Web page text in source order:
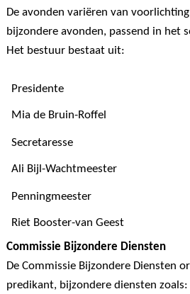
De avonden variëren van
bijzondere avonden, passend in het
Het bestuur bestaat uit:
Presidente
Mia de Bruin-Roffel
Secretaresse
Ali Bijl-Wachtmeester
Penningmeester
Riet Booster-van Geest
Commissie Bijzondere Diensten
De Commissie Bijzondere Diensten
predikant, bijzondere diensten